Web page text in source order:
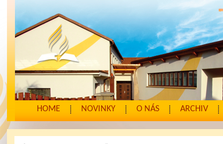
HOME NOVINKY O NÁS ARCHIV